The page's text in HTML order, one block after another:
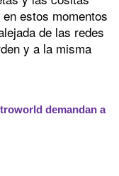
estos momentos
de las redes
y a la misma
demandan a